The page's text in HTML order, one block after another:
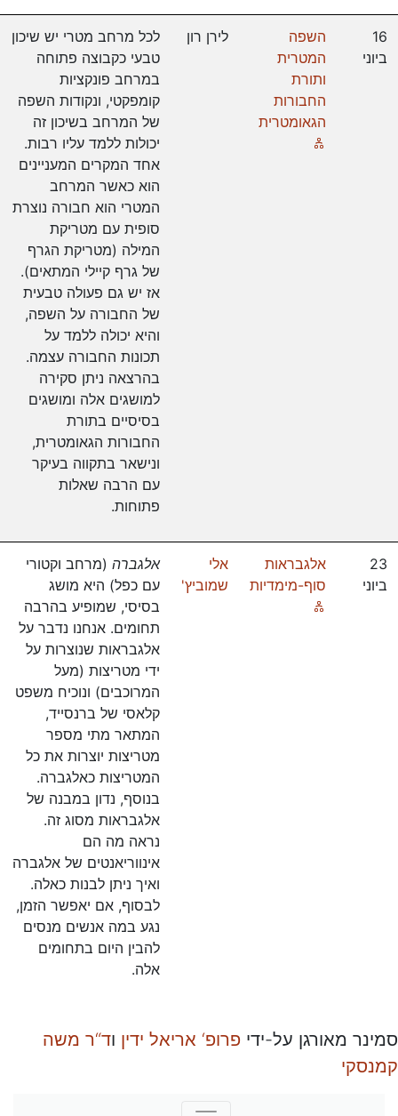
16
ביוני
השפה
המטרית
ותורת
החבורות
הגאומטרית
לירן רון
לכל מרחב מטרי יש שיכון
טבעי כקבוצה פתוחה
במרחב פונקציות
קומפקטי, ונקודות השפה
של המרחב בשיכון זה
יכולות ללמד עליו רבות.
אחד המקרים המעניינים
הוא כאשר המרחב
המטרי הוא חבורה נוצרת
סופית עם מטריקת
המילה (מטריקת הגרף
של גרף קיילי המתאים).
אז יש גם פעולה טבעית
של החבורה על השפה,
והיא יכולה ללמד על
תכונות החבורה עצמה.
בהרצאה ניתן סקירה
למושגים אלה ומושגים
בסיסיים בתורת
החבורות הגאומטרית,
ונישאר בתקווה בעיקר
עם הרבה שאלות
פתוחות.
23
ביוני
אלגבראות
סוף-מימדיות
אלי
שמוביץ'
אלגברה (מרחב וקטורי
עם כפל) היא מושג
בסיסי, שמופיע בהרבה
תחומים. אנחנו נדבר על
אלגבראות שנוצרות על
ידי מטריצות (מעל
המרוכבים) ונוכיח משפט
קלאסי של ברנסייד,
המתאר מתי מספר
מטריצות יוצרות את כל
המטריצות כאלגברה.
בנוסף, נדון במבנה של
אלגבראות מסוג זה.
נראה מה הם
אינווריאנטים של אלגברה
ואיך ניתן לבנות כאלה.
לבסוף, אם יאפשר הזמן,
נגע במה אנשים מנסים
להבין היום בתחומים
אלה.
סמינר מאורגן על-ידי פרופ‘ אריאל ידין וד“ר משה
קמנסקי